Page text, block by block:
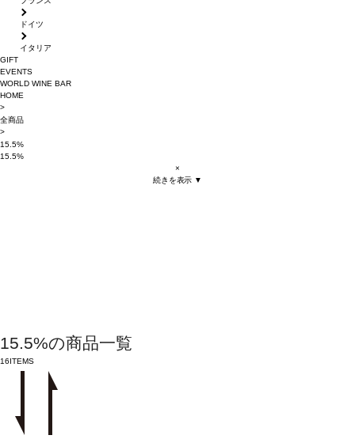
ドイツ
イタリア
GIFT
EVENTS
WORLD WINE BAR
HOME
>
全商品
>
15.5%
15.5%
×
続きを表示 ▼
15.5%の商品一覧
16ITEMS